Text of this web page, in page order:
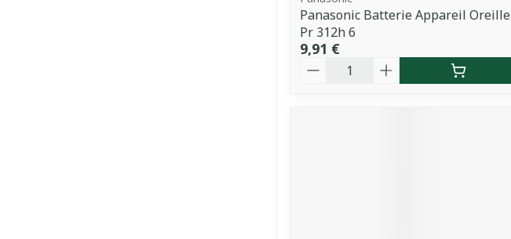
Panasonic Batterie Appareil Oreille
Pr 312h 6
9,91 €
Quantité